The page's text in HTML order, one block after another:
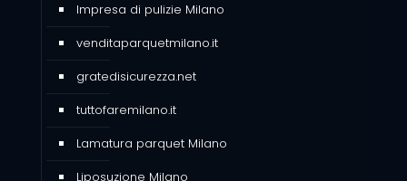
Impresa di pulizie Milano
venditaparquetmilano.it
gratedisicurezza.net
tuttofaremilano.it
Lamatura parquet Milano
Liposuzione Milano